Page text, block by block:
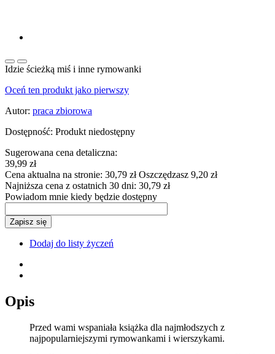
Idzie ścieżką miś i inne rymowanki
Oceń ten produkt jako pierwszy
Autor: praca zbiorowa
Dostępność: Produkt niedostępny
Sugerowana cena detaliczna:
39,99 zł
Cena aktualna na stronie: 30,79 złOszczędzasz 9,20 zł
Najniższa cena z ostatnich 30 dni: 30,79 zł
Powiadom mnie kiedy będzie dostępny
Zapisz się
Dodaj do listy życzeń
Opis
Przed wami wspaniała książka dla najmłodszych z
najpopularniejszymi rymowankami i wierszykami.